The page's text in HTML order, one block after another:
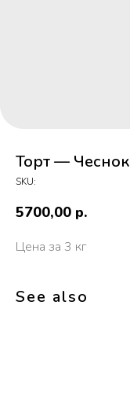
Торт — Чеснок
SKU:
5700,00 р.
Цена за 3 кг
See also